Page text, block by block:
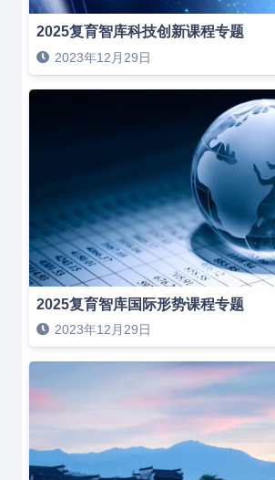
2025复育智库科技创新课程专题
2023年12月29日
2025复育智库国际形势课程专题
2023年12月29日